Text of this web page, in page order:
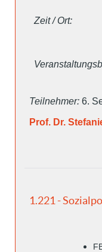
Zeit / Ort:
Teilnehmer: 6.
Prof. Dr.
1.221 -